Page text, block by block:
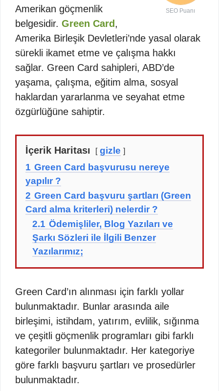
SEO Puanı
Amerikan göçmenlik
belgesidir. Green Card ,
Amerika Birleşik Devletleri’nde yasal olarak
sürekli ikamet etme ve çalışma hakkı
sağlar. Green Card sahipleri, ABD’de
yaşama, çalışma, eğitim alma, sosyal
haklardan yararlanma ve seyahat etme
özgürlüğüne sahiptir.
İçerik Haritası
gizle
1 Green Card başvurusu nereye
yapılır ?
2 Green Card başvuru şartları (Green
Card alma kriterleri) nelerdir ?
2.1 Ödemişliler, Blog Yazıları ve
Şarkı Sözleri ile İlgili Benzer
Yazılarımız;
Green Card’ın alınması için farklı yollar
bulunmaktadır. Bunlar arasında aile
birleşimi, istihdam, yatırım, evlilik, sığınma
ve çeşitli göçmenlik programları gibi farklı
kategoriler bulunmaktadır. Her kategoriye
göre farklı başvuru şartları ve prosedürler
bulunmaktadır.